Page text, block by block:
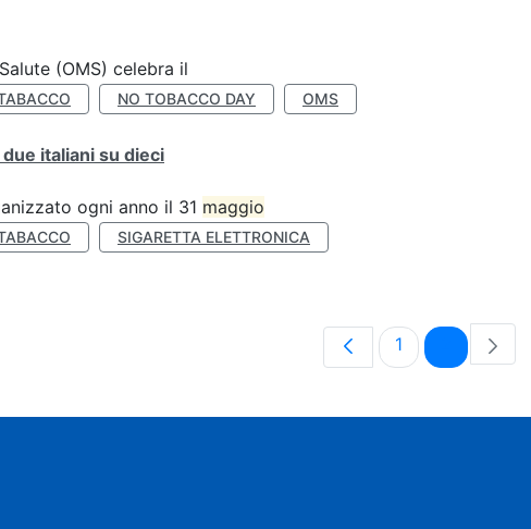
(OMS) celebra il
NO TOBACCO DAY OMS
italiani su dieci
ogni anno il 31 maggio
SIGARETTA ELETTRONICA
Pagina
1 Pagina